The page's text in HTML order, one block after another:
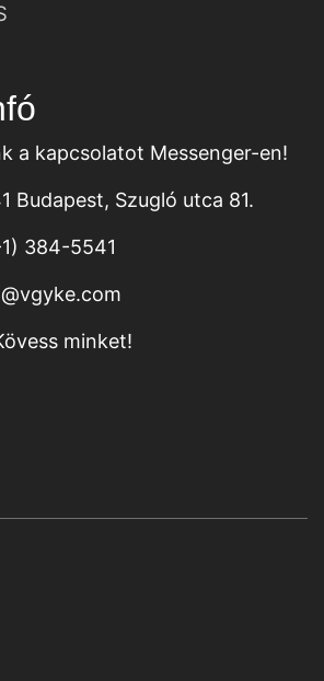
a kapcsolatot Messenger-en!
Budapest, Szugló utca 81.
384-5541
minket!